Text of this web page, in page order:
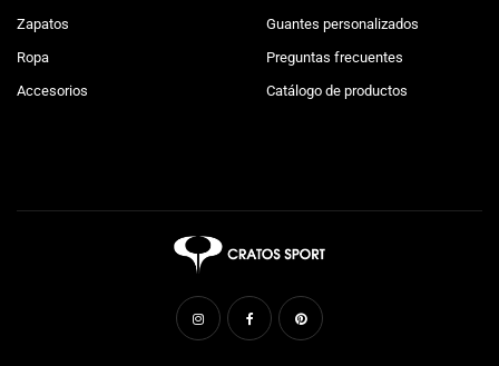
Zapatos
Ropa
Accesorios
Guantes personalizados
Preguntas frecuentes
Catálogo de productos